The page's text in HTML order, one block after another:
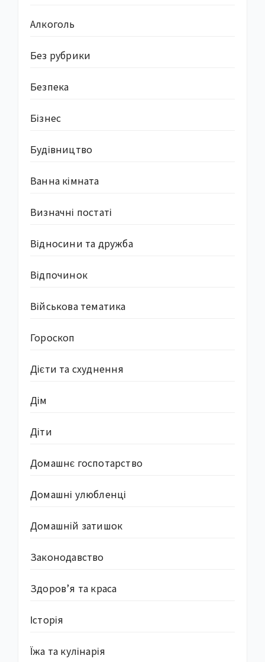
Алкоголь
Без рубрики
Безпека
Бізнес
Будівництво
Ванна кімната
Визначні постаті
Відносини та дружба
Відпочинок
Військова тематика
Гороскоп
Дієти та схуднення
Дім
Діти
Домашнє госпотарство
Домашні улюбленці
Домашній затишок
Законодавство
Здоров’я та краса
Історія
Їжа та кулінарія